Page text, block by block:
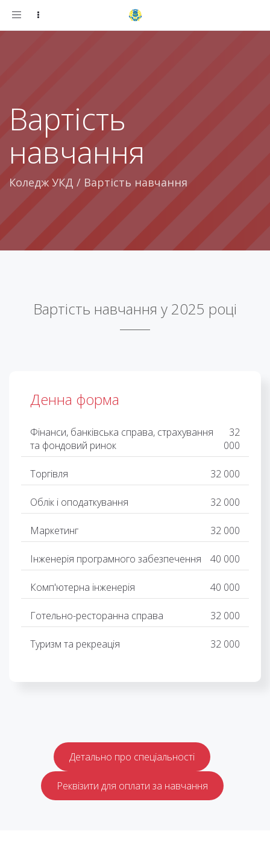
Toggle
Вартість
навчання
Коледж УКД / Вартість навчання
Вартість навчання у 2025 році
Денна форма
Фінанси, банківська справа, страхування
та фондовий ринок
32
000
Торгівля 32 000
Облік і оподаткування 32 000
Маркетинг 32 000
Інженерія програмного забезпечення 40 000
Комп'ютерна інженерія 40 000
Готельно-ресторанна справа 32 000
Туризм та рекреація 32 000
Детально про спеціальності
Реквізити для оплати за навчання